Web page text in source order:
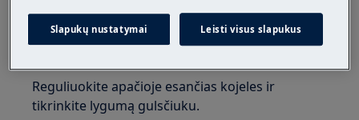
3. Stenkitės netrankyti durelių.
Reguliuokite apačioje esančias kojeles ir
tikrinkite lygumą gulsčiuku.
Slapukų nustatymai Leisti visus slapukus